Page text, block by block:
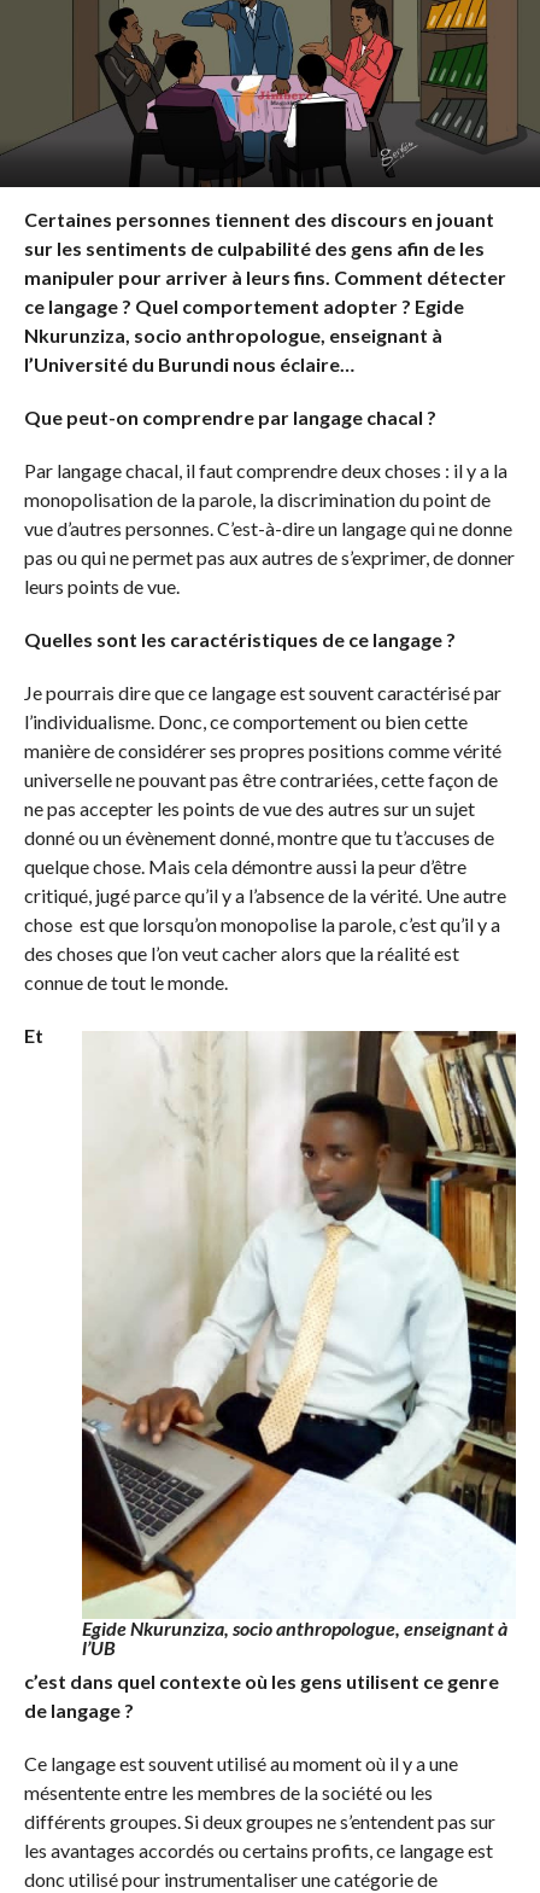
Certaines personnes tiennent des discours en jouant
sur les sentiments de culpabilité des gens afin de les
manipuler pour arriver à leurs fins. Comment détecter
ce langage ? Quel comportement adopter ? Egide
Nkurunziza, socio anthropologue, enseignant à
l’Université du Burundi nous éclaire…
Que peut-on comprendre par langage chacal ?
Par langage chacal, il faut comprendre deux choses : il y a la
monopolisation de la parole, la discrimination du point de
vue d’autres personnes. C’est-à-dire un langage qui ne donne
pas ou qui ne permet pas aux autres de s’exprimer, de donner
leurs points de vue.
Quelles sont les caractéristiques de ce langage ?
Je pourrais dire que ce langage est souvent caractérisé par
l’individualisme. Donc, ce comportement ou bien cette
manière de considérer ses propres positions comme vérité
universelle ne pouvant pas être contrariées, cette façon de
ne pas accepter les points de vue des autres sur un sujet
donné ou un évènement donné, montre que tu t’accuses de
quelque chose. Mais cela démontre aussi la peur d’être
critiqué, jugé parce qu’il y a l’absence de la vérité. Une autre
chose est que lorsqu’on monopolise la parole, c’est qu’il y a
des choses que l’on veut cacher alors que la réalité est
connue de tout le monde.
Egide Nkurunziza, socio anthropologue, enseignant à
l’UB
Et
c’est dans quel contexte où les gens utilisent ce genre
de langage ?
Ce langage est souvent utilisé au moment où il y a une
mésentente entre les membres de la société ou les
différents groupes. Si deux groupes ne s’entendent pas sur
les avantages accordés ou certains profits, ce langage est
donc utilisé pour instrumentaliser une catégorie de